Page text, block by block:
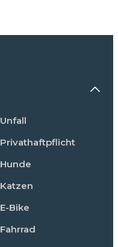
Unfall
Privathaftpflicht
Hunde
Katzen
E-Bike
Fahrrad